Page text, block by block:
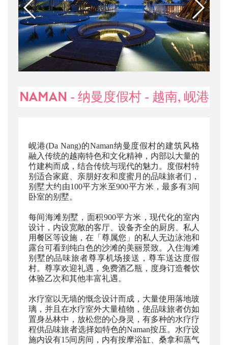
NAMAN - 纳曼度假村 - 越南, 岘港
岘港(Da Nang)的Naman纳曼度假村的建筑风格
融入传统的越南特色和文化精神，内部以大量的
竹建构而成，结合传统与现代的魅力。度假村特
别适合家庭、亲朋好友和度蜜月的品味旅者们，
别墅大约由100平方米至900平方米，最多有3间
卧室的别墅。
每间海滩别墅，面积900平方米，现代化的室内
设计，内设宽敞的客厅、设备齐全的厨房、私人
用餐区等设施，在「尊属您」的私人无边泳池和
露台可看到纯白色的沙滩的美丽景致。入住海滩
别墅的品味旅者尊享机场接送，尊车送达度假
村。尊享欢迎礼遇，免费酒乙瓶，度身订造餐饮
体验乙次和其他丰富礼遇。
水疗室以无墙的慨念设计而成，大量使用落地玻
璃，并且在水疗室外大量植物，使品味旅者仿如
置身丛林中，放松您的心身灵，有多种的水疗疗
程供品味旅者选择如特色的Naman按压。水疗设
施内设有15间房间，内有按摩浴缸、桑拿和蒸气